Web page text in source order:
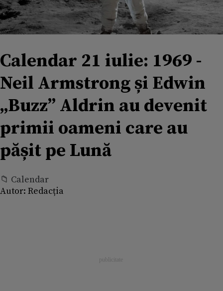
Calendar 21 iulie: 1969 -
Neil Armstrong și Edwin
„Buzz” Aldrin au devenit
primii oameni care au
pășit pe Lună
📁 Calendar
Autor: Redacția